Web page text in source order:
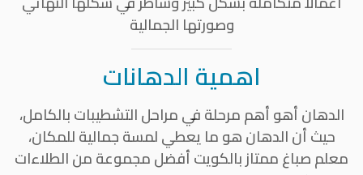
وصورتها الجمالية
اهمية الدهانات
الدهان أهو أهم مرحلة في مراحل التشطيبات بالكامل،
حيث أن الدهان هو ما يعطي لمسة جمالية للمكان،
معلم صباغ ممتاز بالكويت أفضل مجموعة من الطلاءات